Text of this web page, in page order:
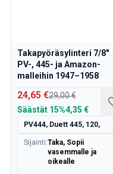
Takapyöräsylinteri 7/8"
PV-, 445- ja Amazon-
malleihin 1947–1958
24,65 €29,00 €
Säästät 15%4,35 €
PV444, Duett 445, 120,
Sijainti:Taka, Sopii
vasemmalle ja
oikealle